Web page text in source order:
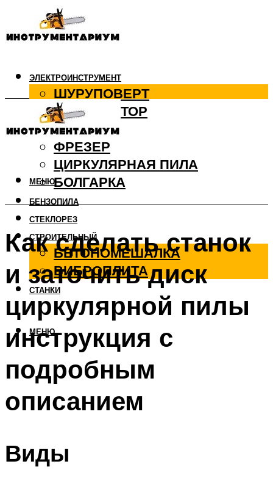
ЭЛЕКТРОИНСТРУМЕНТ
ШУРУПОВЕРТ
ПЕРФОРАТОР
ДРЕЛЬ
ФРЕЗЕР
ЦИРКУЛЯРНАЯ ПИЛА
БОЛГАРКА
БЕНЗОПИЛА
СТЕКЛОРЕЗ
СТРОИТЕЛЬНЫЙ
БЕТОНОМЕШАЛКА
ВИБРОПЛИТА
СТАНКИ
МЕНЮ
МЕНЮ
Как сделать станок
и заточить диск
циркулярной пилы
инструкция с
подробным
описанием
Виды